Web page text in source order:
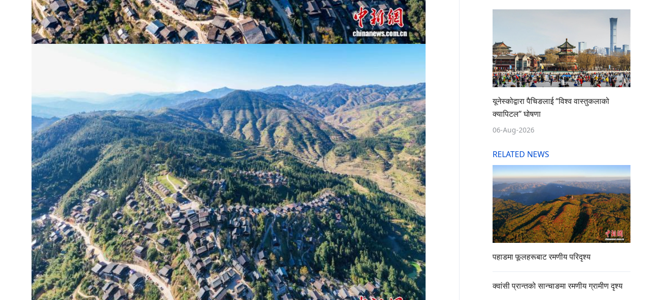
यूनेस्कोद्वारा पैचिङलाई “विश्व वास्तुकलाको
क्यापिटल” घोषणा
06-Aug-2026
RELATED NEWS
पहाडमा फूलहरूबाट रमणीय परिदृश्य
क्वांसी प्रान्तको सान्चाङमा रमणीय ग्रामीण दृश्य